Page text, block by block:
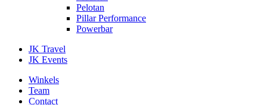
Pelotan
Pillar Performance
Powerbar
JK Travel
JK Events
Winkels
Team
Contact